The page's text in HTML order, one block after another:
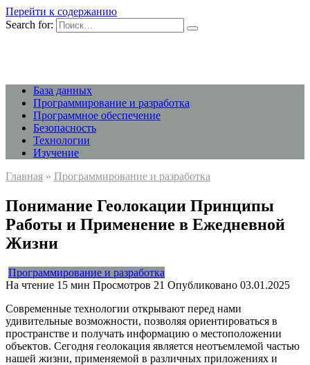
Перейти к содержанию
Search for:
База данных
Программирование и разработка
Программное обеспечение
Безопасность
Технологии
Изучение
Главная » Программирование и разработка
Понимание Геолокации Принципы
Работы и Применение в Ежедневной
Жизни
Программирование и разработка
На чтение 15 мин Просмотров 21 Опубликовано 03.01.2025
Современные технологии открывают перед нами
удивительные возможности, позволяя ориентироваться в
пространстве и получать информацию о местоположении
объектов. Сегодня геолокация является неотъемлемой частью
нашей жизни, применяемой в различных приложениях и